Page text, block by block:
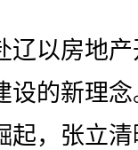
以房地产
设的新理
起，张立